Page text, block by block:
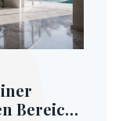
Bereiche